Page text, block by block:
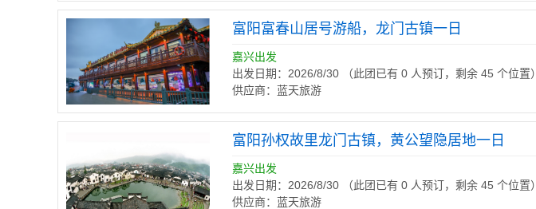
富阳富春山居号游船，龙门古镇一日
嘉兴出发
出发日期：2026/8/30 （此团已有 0 人预订，剩余 45 个位置）
供应商：蓝天旅游
富阳孙权故里龙门古镇，黄公望隐居地一日
嘉兴出发
出发日期：2026/8/30 （此团已有 0 人预订，剩余 45 个位置）
供应商：蓝天旅游